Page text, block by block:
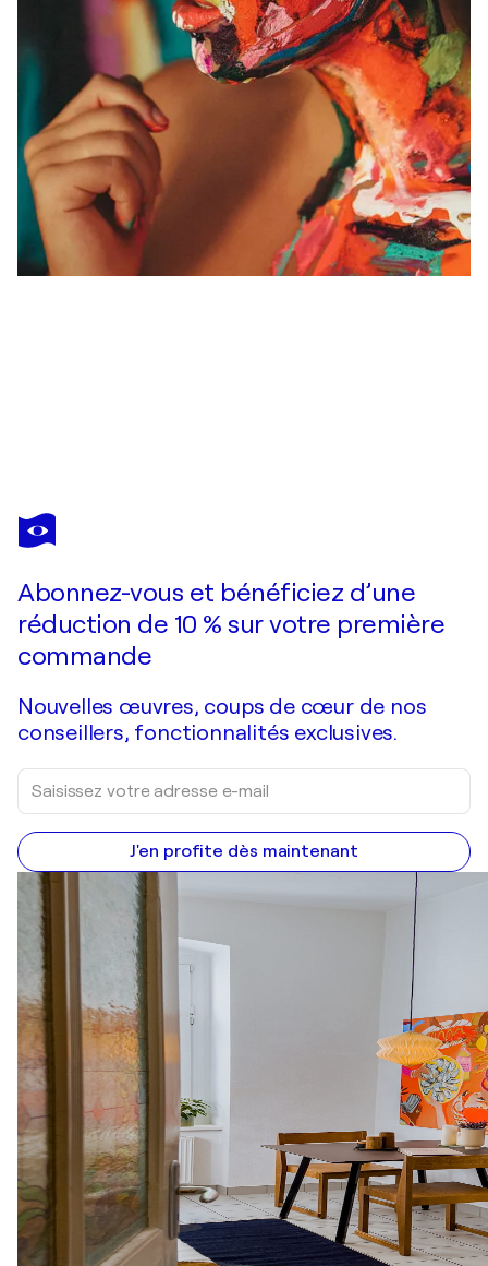
LINA
REDFORD
Je passe commande
Abonnez-vous et bénéficiez d’une
réduction de 10 % sur votre première
commande
Nouvelles œuvres, coups de cœur de nos
conseillers, fonctionnalités exclusives.
J'en profite dès maintenant